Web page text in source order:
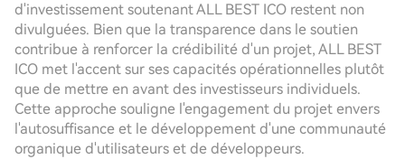
d'investissement soutenant ALL BEST ICO restent non
divulguées. Bien que la transparence dans le soutien
contribue à renforcer la crédibilité d'un projet, ALL BEST
ICO met l'accent sur ses capacités opérationnelles plutôt
que de mettre en avant des investisseurs individuels.
Cette approche souligne l'engagement du projet envers
l'autosuffisance et le développement d'une communauté
organique d'utilisateurs et de développeurs.